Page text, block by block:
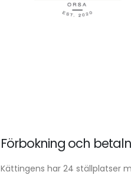
Förbokning och
Kättingens har 24 ställplatser